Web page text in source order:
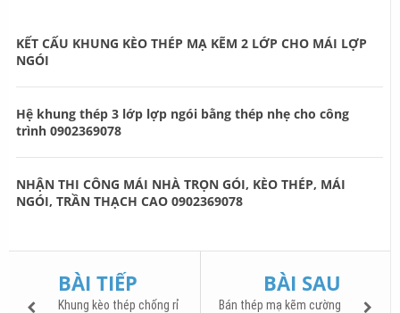
KẾT CẤU KHUNG KÈO THÉP MẠ KẼM 2 LỚP CHO MÁI LỢP
NGÓI
Hệ khung thép 3 lớp lợp ngói bằng thép nhẹ cho công
trình 0902369078
NHẬN THI CÔNG MÁI NHÀ TRỌN GÓI, KÈO THÉP, MÁI
NGÓI, TRẦN THẠCH CAO 0902369078
BÀI TIẾP
Khung kèo thép chống rỉ
BÀI SAU
Bán thép mạ kẽm cường